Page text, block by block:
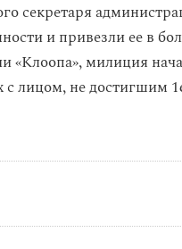
секретаря
и привезли ее в
милиция
лицом, не достигшим